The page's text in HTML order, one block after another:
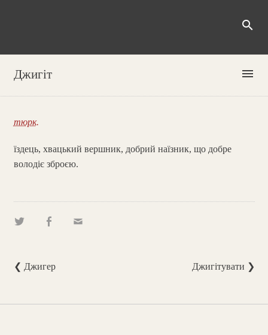
search
Джигіт menu
тюрк.
їздець, хвацький вершник, добрий наїзник, що добре
володіє зброєю.
❮ Джигер Джигітувати ❯